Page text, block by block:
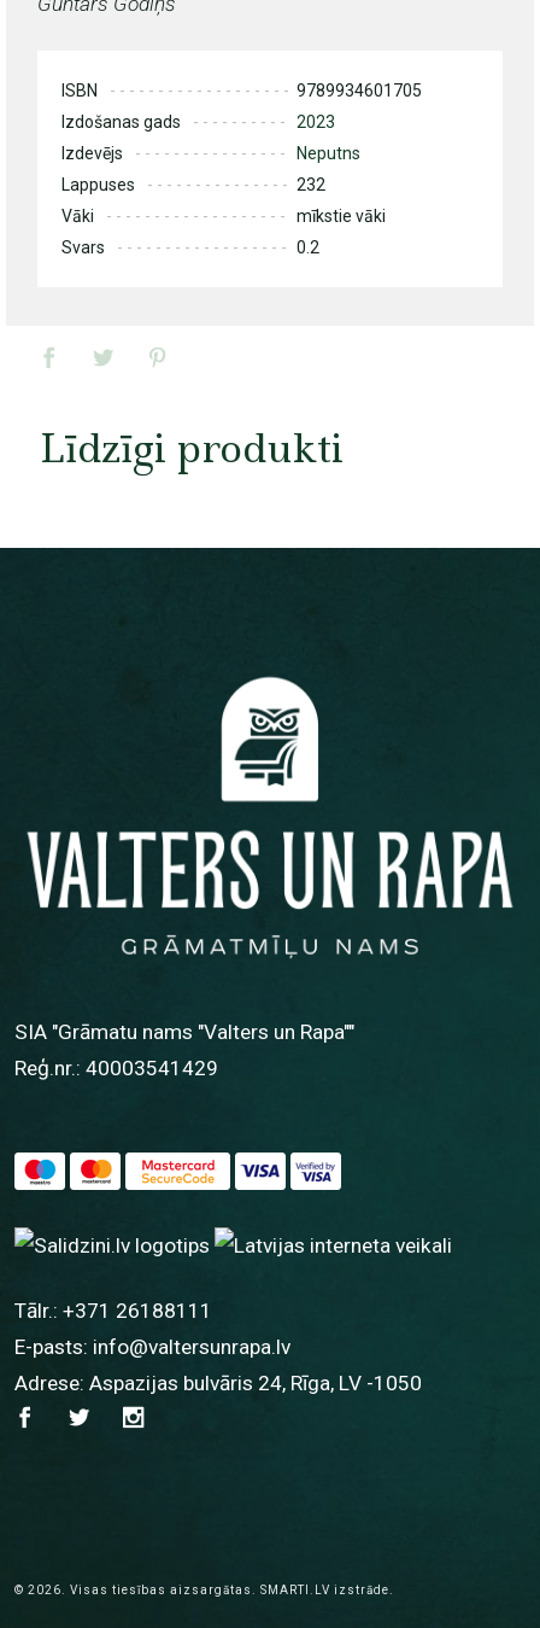
ISBN
9789934601705
Izdošanas gads
2023
Izdevējs
Neputns
Lappuses
232
Vāki
mīkstie vāki
Svars
0.2
Līdzīgi produkti
SIA "Grāmatu nams "Valters un Rapa""
Reģ.nr.: 40003541429
Tālr.: +371 26188111
E-pasts: info@valtersunrapa.lv
Adrese: Aspazijas bulvāris 24, Rīga, LV -1050
© 2026. Visas tiesības aizsargātas. SMARTI.LV izstrāde.